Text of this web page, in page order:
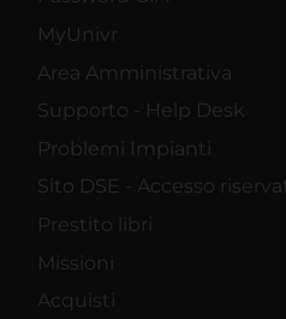
MyUnivr
Area Amministrativa
Supporto - Help Desk
Problemi Impianti
Sito DSE - Accesso
Prestito libri
Missioni
Acquisti